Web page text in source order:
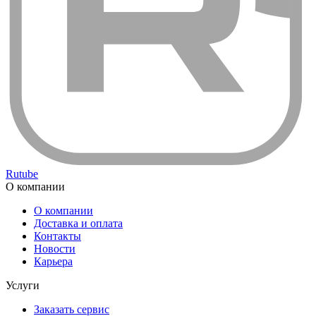
Rutube
О компании
О компании
Доставка и оплата
Контакты
Новости
Карьера
Услуги
Заказать сервис